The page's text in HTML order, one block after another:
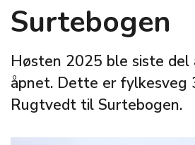
Surtebogen
Høsten 2025 ble siste del
åpnet. Dette er fylkesveg
Rugtvedt til Surtebogen.